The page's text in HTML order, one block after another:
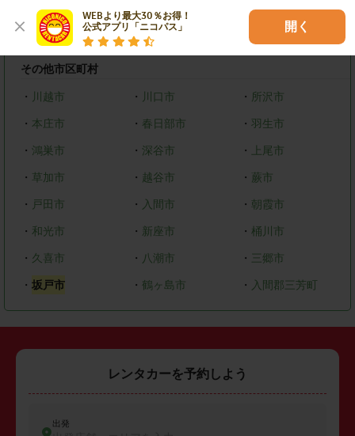
WEBより最大30％お得！
公式アプリ「ニコパス」
開く
西区 見沼区
・ 浦和区 ・南区
その他市区町村
・ 川越市 ・ 川口市 ・ 所沢市
・ 本庄市 ・ 春日部市 ・羽生市
・ 鴻巣市 ・ 深谷市 ・ 上尾市
・ 草加市 ・ 越谷市 ・ 蕨市
・ 戸田市 ・ 入間市 ・ 朝霞市
・ 和光市 ・ 新座市 ・ 桶川市
・ 久喜市 ・ 八潮市 ・ 三郷市
・ 坂戸市 ・ 鶴ヶ島市 ・ 入間郡三芳町
レンタカーを予約しよう
出発